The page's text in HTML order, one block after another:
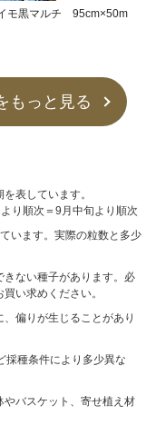
モ黒マルチ 95cm×50m
もっと見る
表しています。
り順次＝9月中旬より順次
います。実際の粒数と多少
ない種子があります。必
い求めください。
偏りが生じることがあり
採種条件により多少異な
バスケット、寄せ植え材